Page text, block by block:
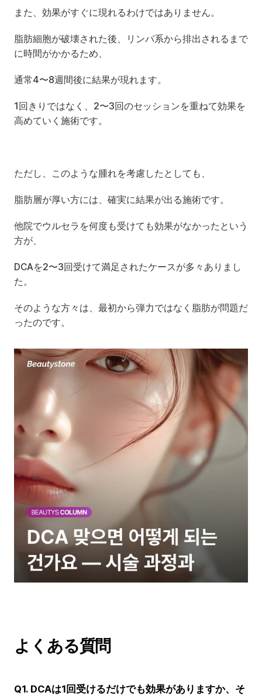
また、効果がすぐに現れるわけではありません。
脂肪細胞が破壊された後、リンパ系から排出されるまで
に時間がかかるため、
通常4〜8週間後に結果が現れます。
1回きりではなく、2〜3回のセッションを重ねて効果を
高めていく施術です。
ただし、このような腫れを考慮したとしても、
脂肪層が厚い方には、確実に結果が出る施術です。
他院でウルセラを何度も受けても効果がなかったという
方が、
DCAを2〜3回受けて満足されたケースが多々ありまし
た。
そのような方々は、最初から弾力ではなく脂肪が問題だ
ったのです。
よくある質問
Q1. DCAは1回受けるだけでも効果がありますか、そ